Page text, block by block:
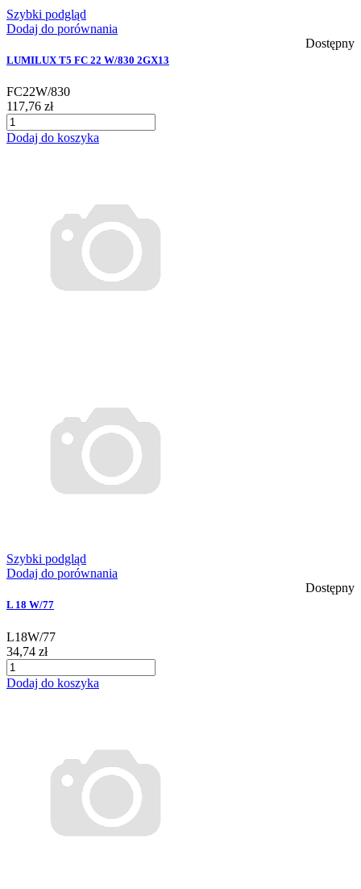
Szybki podgląd
Dodaj do porównania
Dostępny
LUMILUX T5 FC 22 W/830 2GX13
FC22W/830
117,76 zł
Dodaj do koszyka
Szybki podgląd
Dodaj do porównania
Dostępny
L 18 W/77
L18W/77
34,74 zł
Dodaj do koszyka